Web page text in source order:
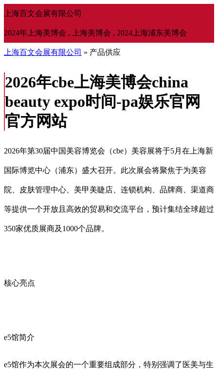
上海百文会展有限公司
2024年上海美博会 , 上海美博会 , 2024上海浦东美博会
上海百文会展有限公司 » 产品供应
2026年cbe上海美博会china
beauty expo时间-pa娱乐官网
官方网站
2026年第30届中国美容博览会（cbe）美容展将于5月在上海新
国际博览中心（浦东）盛大召开。此次展会将聚焦于为美容
院、皮肤管理中心、美甲美睫店、连锁机构、品牌商、渠道商
等提供一个开放且高效的贸易和交流平台，预计集结全球超过
350家优质展商及1000个品牌。
核心亮点
e5馆简介
e5馆作为本次展会的一个重要组成部分，特别强调了医美与生